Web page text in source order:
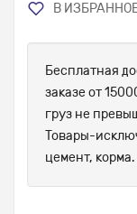
В
Бесплатная
заказе от
груз не
Товары-
цемент, корма.